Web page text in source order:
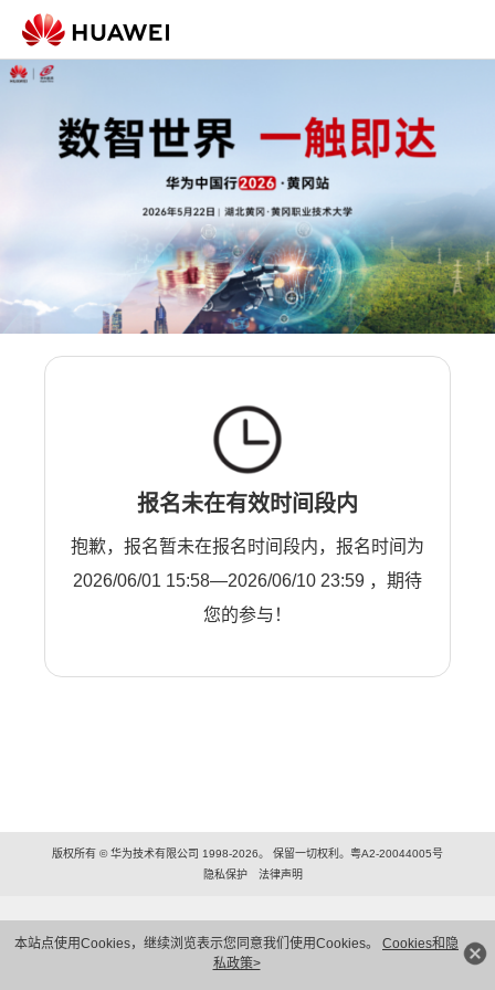
本站点使用Cookies，继续浏览表示您同意我们使用Cookies。 Cookies和隐
私政策>
报名未在有效时间段内
抱歉，报名暂未在报名时间段内，报名时间为
2026/06/01 15:58—2026/06/10 23:59 ，期待
您的参与！
版权所有 © 华为技术有限公司 1998-2026。 保留一切权利。粤A2-20044005号
隐私保护
法律声明